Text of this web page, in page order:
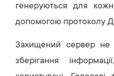
генеруються для
допомогою протоколу
Захищений сервер не
зберігання